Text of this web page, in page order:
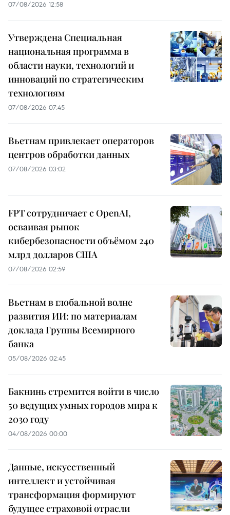
07/08/2026 12:58
Утверждена Специальная
национальная программа в
области науки, технологий и
инноваций по стратегическим
технологиям
07/08/2026 07:45
Вьетнам привлекает операторов
центров обработки данных
07/08/2026 03:02
FPT сотрудничает с OpenAI,
осваивая рынок
кибербезопасности объёмом 240
млрд долларов США
07/08/2026 02:59
Вьетнам в глобальной волне
развития ИИ: по материалам
доклада Группы Всемирного
банка
05/08/2026 02:45
Бакнинь стремится войти в число
50 ведущих умных городов мира к
2030 году
04/08/2026 00:00
Данные, искусственный
интеллект и устойчивая
трансформация формируют
будущее страховой отрасли